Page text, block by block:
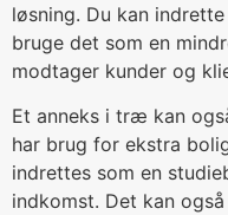
løsning. Du kan
bruge det som en
modtager kunder og
Et anneks i træ kan
har brug for ekstra
indrettes som en
indkomst. Det kan